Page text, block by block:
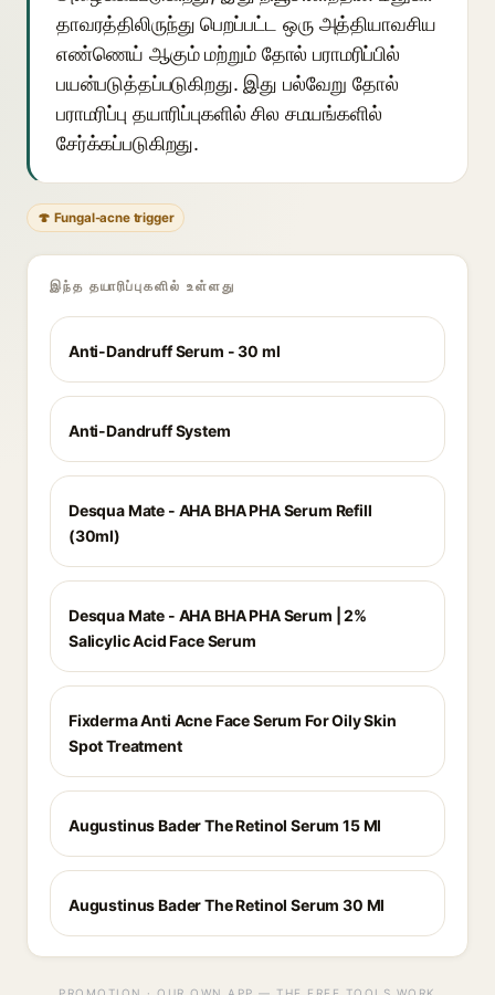
தாவரத்திலிருந்து பெறப்பட்ட ஒரு அத்தியாவசிய
எண்ணெய் ஆகும் மற்றும் தோல் பராமரிப்பில்
பயன்படுத்தப்படுகிறது. இது பல்வேறு தோல்
பராமரிப்பு தயாரிப்புகளில் சில சமயங்களில்
சேர்க்கப்படுகிறது.
🍄 Fungal-acne trigger
இந்த தயாரிப்புகளில் உள்ளது
Anti-Dandruff Serum - 30 ml
Anti-Dandruff System
Desqua Mate - AHA BHA PHA Serum Refill
(30ml)
Desqua Mate - AHA BHA PHA Serum | 2%
Salicylic Acid Face Serum
Fixderma Anti Acne Face Serum For Oily Skin
Spot Treatment
Augustinus Bader The Retinol Serum 15 Ml
Augustinus Bader The Retinol Serum 30 Ml